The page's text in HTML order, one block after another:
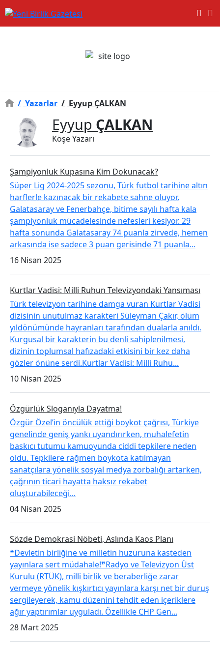
/ Yazarlar / Eyyup ÇALKAN
Eyyup ÇALKAN
Köşe Yazarı
Şampiyonluk Kupasına Kim Dokunacak?
Süper Lig 2024-2025 sezonu, Türk futbol tarihine altın
harflerle kazınacak bir rekabete sahne oluyor.
Galatasaray ve Fenerbahçe, bitime sayılı hafta kala
şampiyonluk mücadelesinde nefesleri kesiyor. 29
hafta sonunda Galatasaray 74 puanla zirvede, hemen
arkasında ise sadece 3 puan gerisinde 71 puanla...
16 Nisan 2025
Kurtlar Vadisi: Milli Ruhun Televizyondaki Yansıması
Türk televizyon tarihine damga vuran Kurtlar Vadisi
dizisinin unutulmaz karakteri Süleyman Çakır, ölüm
yıldönümünde hayranları tarafından dualarla anıldı.
Kurgusal bir karakterin bu denli sahiplenilmesi,
dizinin toplumsal hafızadaki etkisini bir kez daha
gözler önüne serdi.Kurtlar Vadisi: Milli Ruhu...
10 Nisan 2025
Özgürlük Sloganıyla Dayatma!
Özgür Özel’in öncülük ettiği boykot çağrısı, Türkiye
genelinde geniş yankı uyandırırken, muhalefetin
baskıcı tutumu kamuoyunda ciddi tepkilere neden
oldu. Tepkilere rağmen boykota katılmayan
sanatçılara yönelik sosyal medya zorbalığı artarken,
çağrının ticari hayatta haksız rekabet
oluşturabileceği...
04 Nisan 2025
Sözde Demokrasi Nöbeti, Aslında Kaos Planı
❝Devletin birliğine ve milletin huzuruna kasteden
yayınlara sert müdahale!❞Radyo ve Televizyon Üst
Kurulu (RTÜK), milli birlik ve beraberliğe zarar
vermeye yönelik kışkırtıcı yayınlara karşı net bir duruş
sergileyerek, kamu düzenini tehdit eden içeriklere
ağır yaptırımlar uyguladı. Özellikle CHP Gen...
28 Mart 2025